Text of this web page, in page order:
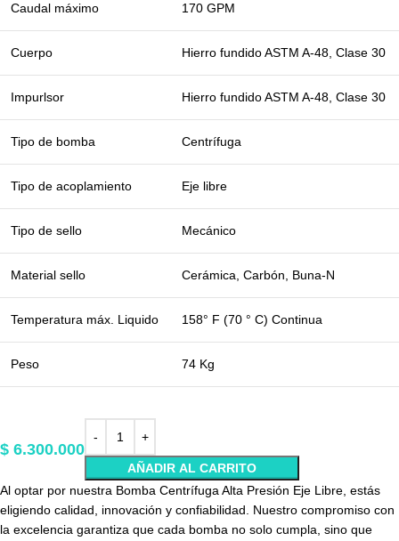
Caudal máximo 170 GPM
Cuerpo Hierro fundido ASTM A-48, Clase 30
Impurlsor Hierro fundido ASTM A-48, Clase 30
Tipo de bomba Centrífuga
Tipo de acoplamiento Eje libre
Tipo de sello Mecánico
Material sello Cerámica, Carbón, Buna-N
Temperatura máx. Liquido 158° F (70 ° C) Continua
Peso 74 Kg
$ 6.300.000
AÑADIR AL CARRITO
Al optar por nuestra Bomba Centrífuga Alta Presión Eje Libre, estás
eligiendo calidad, innovación y confiabilidad. Nuestro compromiso con
la excelencia garantiza que cada bomba no solo cumpla, sino que